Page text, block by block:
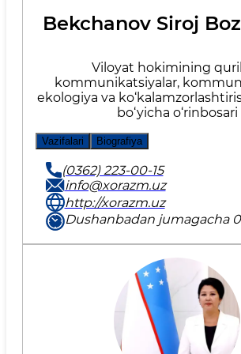
Bekchanov Siroj
Viloyat hokimining
kommunikatsiyalar,
ekologiya va
bo‘yicha o‘rinbosari
Vazifalari Biografiya
(0362) 223-00-15
info@xorazm.uz
http://xorazm.uz
Dushanbadan jumagacha